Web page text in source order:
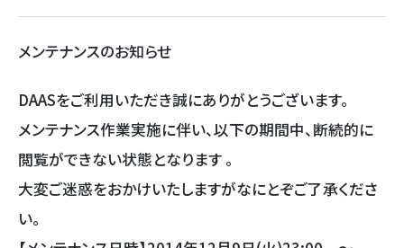
メンテナンスのお知らせ
DAASをご利用いただき誠にありがとうございます。
メンテナンス作業実施に伴い、以下の期間中、断続的に
閲覧ができない状態となります 。
大変ご迷惑をおかけいたしますがなにとぞご了承くださ
い。